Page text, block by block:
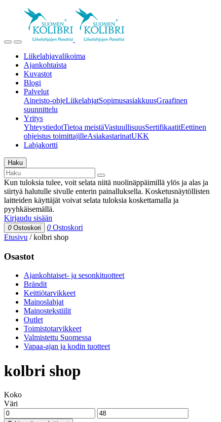
Liikelahjavalikoima
Ajankohtaista
Kuvastot
Blogi
Palvelut
Aineisto-ohjeLiikelahjatSopimusasiakkuusGraafinen
suunnittelu
Yritys
YhteystiedotTietoa meistäVastuullisuusSertifikaatitEettinen
ohjeistus toimittajilleAsiakastarinatUKK
Lahjakortti
Haku
Kun tuloksia tulee, voit selata niitä nuolinäppäimillä ylös ja alas ja
siirtyä halutulle sivulle enterin painalluksella. Kosketusnäytöllisten
laitteiden käyttäjät voivat selata tuloksia koskettamalla ja
pyyhkäisemällä.
Kirjaudu sisään
0 Ostoskori 0 Ostoskori
Etusivu /kolbri shop
Osastot
Ajankohtaiset- ja sesonkituotteet
Brändit
Keittiötarvikkeet
Mainoslahjat
Mainostekstiilit
Outlet
Toimistotarvikkeet
Valmistettu Suomessa
Vapaa-ajan ja kodin tuotteet
kolbri shop
Koko
Väri